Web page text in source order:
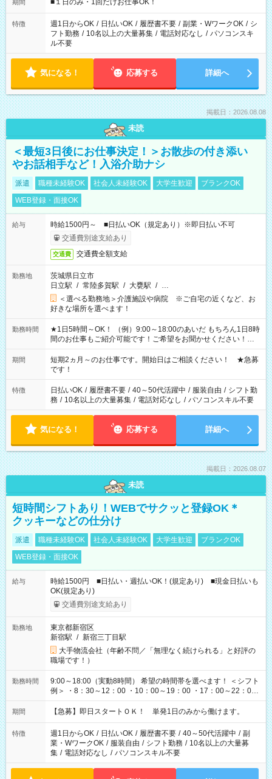
ください！
期間 ■１日のみ・1回だけお仕事OK！
特徴 週1日からOK / 日払いOK / 履歴書不要 / 副業・WワークOK / シ
フト勤務 / 10名以上の大量募集 / 電話対応なし / パソコンスキ
ル不要
気になる！ 応募する 詳細へ
掲載日：2026.08.08
未読
＜最短3日後にお仕事決定！＞お散歩の付き添い
やお話相手など！入浴介助ナシ
派遣 職種未経験OK 社会人未経験OK 大学生歓迎
ブランクOK
WEB登録・面接OK
給与
時給1500円～ ■日払いOK（規定あり）※即日払い不可
交通費別途支給あり
交通費 交通費全額支給
勤務地
茨城県日立市
日立駅 / 常陸多賀駅 / 大甕駅 / …
＜選べる勤務地＞介護施設や病院 ※ご自宅の近くなど、お
好きな場所を選べます！
勤務時間
★1日5時間～OK！ （例）9:00～18:00のあいだ もちろん1日8時
間のお仕事もご紹介可能です！ご希望をお聞かせください！★
家庭の都合でお休みが必要な場合も遠慮なくご相談ください。
※週最低15時間以上の勤務が必要です
期間
短期2ヵ月～のお仕事です。開始日はご相談ください！ ★急募
です！
特徴 日払いOK / 履歴書不要 / 40～50代活躍中 / 服装自由 / シフト勤
務 / 10名以上の大量募集 / 電話対応なし / パソコンスキル不要
気になる！ 応募する 詳細へ
掲載日：2026.08.07
未読
短時間シフトあり！WEBでサクッと登録OK＊
クッキーなどの仕分け
派遣 職種未経験OK 社会人未経験OK 大学生歓迎
ブランクOK
WEB登録・面接OK
給与
時給1500円 ■日払い・週払いOK！(規定あり) ■現金日払いも
OK(規定あり)
交通費別途支給あり
勤務地
東京都新宿区
新宿駅 / 新宿三丁目駅
大手物流会社（年齢不問／「無理なく続けられる」と好評の
職場です！）
勤務時間
9:00～18:00（実動8時間） 希望の時間帯を選べます！ ＜シフト
例＞ ・8：30～12：00 ・10：00～19：00 ・17：00～22：00
・13：00～22：00 ・22：00～翌6：00 など
期間 【急募】即日スタートＯＫ！ 単発1日のみから働けます。
特徴 週1日からOK / 日払いOK / 履歴書不要 / 40～50代活躍中 / 副
業・WワークOK / 服装自由 / シフト勤務 / 10名以上の大量募
集 / 電話対応なし / パソコンスキル不要